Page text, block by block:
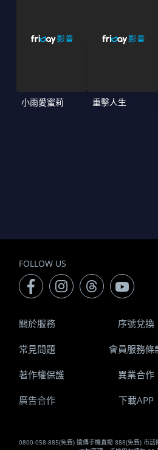
小雨愛蜜莉 重擊人生
FOLLOW US
0800-058-885(免費) 遠傳手機直撥 888(免費) 市
關於服務 序號兌換
常見問題 會員服務條
著作權保護 異業合作
廣告合作 下載APP